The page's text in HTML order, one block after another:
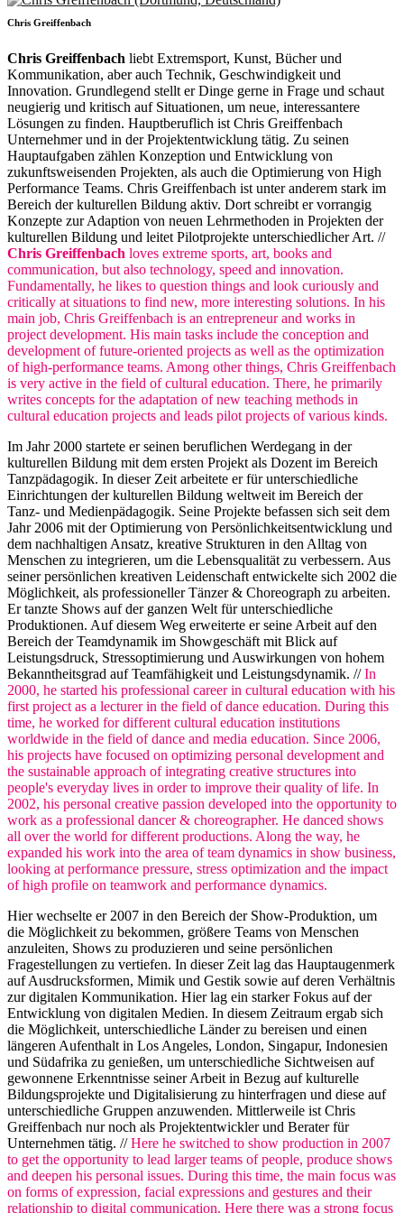
Chris Greiffenbach
Chris Greiffenbach liebt Extremsport, Kunst, Bücher und
Kommunikation, aber auch Technik, Geschwindigkeit und
Innovation. Grundlegend stellt er Dinge gerne in Frage und schaut
neugierig und kritisch auf Situationen, um neue, interessantere
Lösungen zu finden. Hauptberuflich ist Chris Greiffenbach
Unternehmer und in der Projektentwicklung tätig. Zu seinen
Hauptaufgaben zählen Konzeption und Entwicklung von
zukunftsweisenden Projekten, als auch die Optimierung von High
Performance Teams. Chris Greiffenbach ist unter anderem stark im
Bereich der kulturellen Bildung aktiv. Dort schreibt er vorrangig
Konzepte zur Adaption von neuen Lehrmethoden in Projekten der
kulturellen Bildung und leitet Pilotprojekte unterschiedlicher Art. //
Chris Greiffenbach loves extreme sports, art, books and
communication, but also technology, speed and innovation.
Fundamentally, he likes to question things and look curiously and
critically at situations to find new, more interesting solutions. In his
main job, Chris Greiffenbach is an entrepreneur and works in
project development. His main tasks include the conception and
development of future-oriented projects as well as the optimization
of high-performance teams. Among other things, Chris Greiffenbach
is very active in the field of cultural education. There, he primarily
writes concepts for the adaptation of new teaching methods in
cultural education projects and leads pilot projects of various kinds.
Im Jahr 2000 startete er seinen beruflichen Werdegang in der
kulturellen Bildung mit dem ersten Projekt als Dozent im Bereich
Tanzpädagogik. In dieser Zeit arbeitete er für unterschiedliche
Einrichtungen der kulturellen Bildung weltweit im Bereich der
Tanz- und Medienpädagogik. Seine Projekte befassen sich seit dem
Jahr 2006 mit der Optimierung von Persönlichkeitsentwicklung und
dem nachhaltigen Ansatz, kreative Strukturen in den Alltag von
Menschen zu integrieren, um die Lebensqualität zu verbessern. Aus
seiner persönlichen kreativen Leidenschaft entwickelte sich 2002 die
Möglichkeit, als professioneller Tänzer & Choreograph zu arbeiten.
Er tanzte Shows auf der ganzen Welt für unterschiedliche
Produktionen. Auf diesem Weg erweiterte er seine Arbeit auf den
Bereich der Teamdynamik im Showgeschäft mit Blick auf
Leistungsdruck, Stressoptimierung und Auswirkungen von hohem
Bekanntheitsgrad auf Teamfähigkeit und Leistungsdynamik. //In
2000, he started his professional career in cultural education with his
first project as a lecturer in the field of dance education. During this
time, he worked for different cultural education institutions
worldwide in the field of dance and media education. Since 2006,
his projects have focused on optimizing personal development and
the sustainable approach of integrating creative structures into
people's everyday lives in order to improve their quality of life. In
2002, his personal creative passion developed into the opportunity to
work as a professional dancer & choreographer. He danced shows
all over the world for different productions. Along the way, he
expanded his work into the area of team dynamics in show business,
looking at performance pressure, stress optimization and the impact
of high profile on teamwork and performance dynamics.
Hier wechselte er 2007 in den Bereich der Show-Produktion, um
die Möglichkeit zu bekommen, größere Teams von Menschen
anzuleiten, Shows zu produzieren und seine persönlichen
Fragestellungen zu vertiefen. In dieser Zeit lag das Hauptaugenmerk
auf Ausdrucksformen, Mimik und Gestik sowie auf deren Verhältnis
zur digitalen Kommunikation. Hier lag ein starker Fokus auf der
Entwicklung von digitalen Medien. In diesem Zeitraum ergab sich
die Möglichkeit, unterschiedliche Länder zu bereisen und einen
längeren Aufenthalt in Los Angeles, London, Singapur, Indonesien
und Südafrika zu genießen, um unterschiedliche Sichtweisen auf
gewonnene Erkenntnisse seiner Arbeit in Bezug auf kulturelle
Bildungsprojekte und Digitalisierung zu hinterfragen und diese auf
unterschiedliche Gruppen anzuwenden. Mittlerweile ist Chris
Greiffenbach nur noch als Projektentwickler und Berater für
Unternehmen tätig. //Here he switched to show production in 2007
to get the opportunity to lead larger teams of people, produce shows
and deepen his personal issues. During this time, the main focus was
on forms of expression, facial expressions and gestures and their
relationship to digital communication. Here there was a strong focus